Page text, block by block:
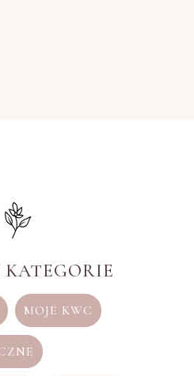
KATEGORIE
MOJE KWC